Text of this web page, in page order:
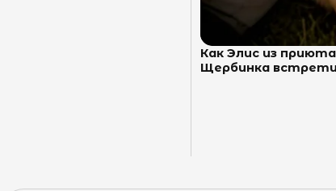
Как Элис из
Щербинка